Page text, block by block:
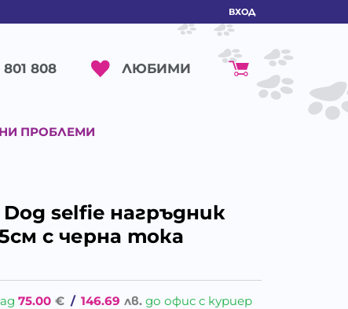
ВХОД
801 808 ЛЮБИМИ
ПРОБЛЕМИ
selfie нагръдник
с черна тока
75.00 € / 146.69 лв. до офис с куриер